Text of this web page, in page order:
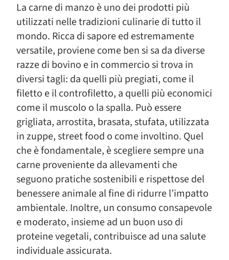
La carne di manzo è uno dei prodotti più
utilizzati nelle tradizioni culinarie di tutto il
mondo. Ricca di sapore ed estremamente
versatile, proviene come ben si sa da diverse
razze di bovino e in commercio si trova in
diversi tagli: da quelli più pregiati, come il
filetto e il controfiletto, a quelli più economici
come il muscolo o la spalla. Può essere
grigliata, arrostita, brasata, stufata, utilizzata
in zuppe, street food o come involtino. Quel
che è fondamentale, è scegliere sempre una
carne proveniente da allevamenti che
seguono pratiche sostenibili e rispettose del
benessere animale al fine di ridurre l’impatto
ambientale. Inoltre, un consumo consapevole
e moderato, insieme ad un buon uso di
proteine vegetali, contribuisce ad una salute
individuale assicurata.